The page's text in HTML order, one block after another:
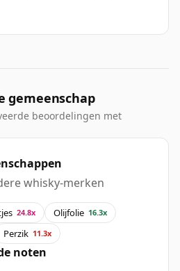
gemeenschap
beoordelingen met
whisky-merken
24.8x Olijfolie 16.3x
Perzik 11.3x
noten